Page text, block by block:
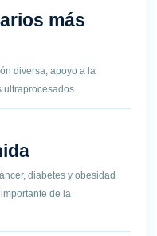
más
diversa, apoyo a la
ultraprocesados.
diabetes y obesidad
de la